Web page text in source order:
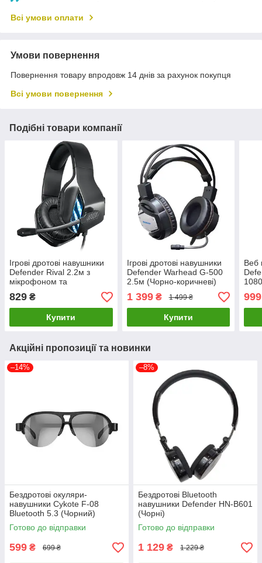
Всі умови оплати
Умови повернення
Повернення товару впродовж 14 днів за рахунок покупця
Всі умови повернення
Подібні товари компанії
Ігрові дротові навушники
Defender Rival 2.2м з
мікрофоном та
підсвічуванням (Чорний)
829 ₴
Купити
Ігрові дротові навушники
Defender Warhead G-500
2.5м (Чорно-коричневі)
1 399₴ 1 499 ₴
Купити
Веб
999
Акційні пропозиції та новинки
–14%
Бездротові окуляри-
навушники Cykote F-08
Bluetooth 5.3 (Чорний)
Готово до відправки
599 ₴ 699 ₴
–8%
Бездротові Bluetooth
навушники Defender HN-B601
(Чорні)
Готово до відправки
1 129 ₴ 1 229 ₴